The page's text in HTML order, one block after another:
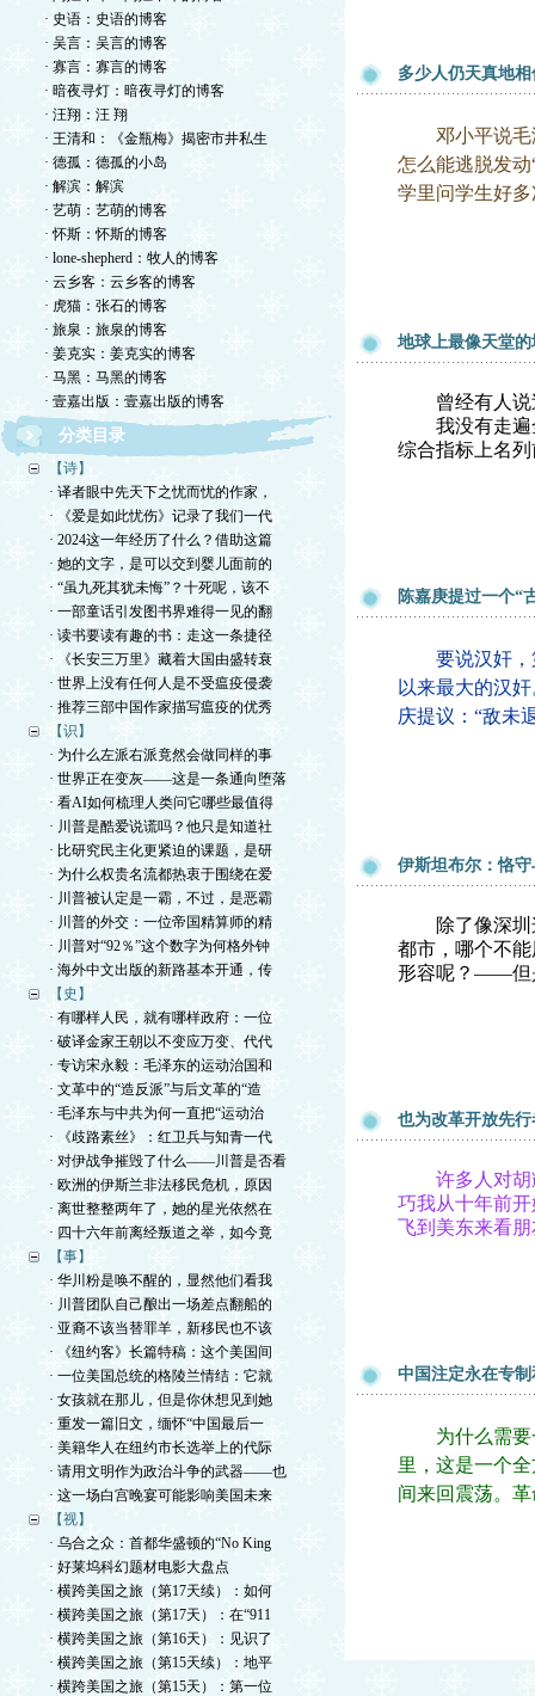
· 史语：史语的博客
· 吴言：吴言的博客
· 寡言：寡言的博客
· 暗夜寻灯：暗夜寻灯的博客
· 汪翔：汪 翔
· 王清和：《金瓶梅》揭密市井私生
· 德孤：德孤的小岛
· 解滨：解滨
· 艺萌：艺萌的博客
· 怀斯：怀斯的博客
· lone-shepherd：牧人的博客
· 云乡客：云乡客的博客
· 虎猫：张石的博客
· 旅泉：旅泉的博客
· 姜克实：姜克实的博客
· 马黑：马黑的博客
· 壹嘉出版：壹嘉出版的博客
分类目录
【诗】
· 译者眼中先天下之忧而忧的作家，
· 《爱是如此忧伤》记录了我们一代
· 2024这一年经历了什么？借助这篇
· 她的文字，是可以交到婴儿面前的
· “虽九死其犹未悔”？十死呢，该不
· 一部童话引发图书界难得一见的翻
· 读书要读有趣的书：走这一条捷径
· 《长安三万里》藏着大国由盛转衰
· 世界上没有任何人是不受瘟疫侵袭
· 推荐三部中国作家描写瘟疫的优秀
【识】
· 为什么左派右派竟然会做同样的事
· 世界正在变灰——这是一条通向堕落
· 看AI如何梳理人类问它哪些最值得
· 川普是酷爱说谎吗？他只是知道社
· 比研究民主化更紧迫的课题，是研
· 为什么权贵名流都热衷于围绕在爱
· 川普被认定是一霸，不过，是恶霸
· 川普的外交：一位帝国精算师的精
· 川普对“92％”这个数字为何格外钟
· 海外中文出版的新路基本开通，传
【史】
· 有哪样人民，就有哪样政府：一位
· 破译金家王朝以不变应万变、代代
· 专访宋永毅：毛泽东的运动治国和
· 文革中的“造反派”与后文革的“造
· 毛泽东与中共为何一直把“运动治
· 《歧路素丝》：红卫兵与知青一代
· 对伊战争摧毁了什么——川普是否看
· 欧洲的伊斯兰非法移民危机，原因
· 离世整整两年了，她的星光依然在
· 四十六年前离经叛道之举，如今竟
【事】
· 华川粉是唤不醒的，显然他们看我
· 川普团队自己酿出一场差点翻船的
· 亚裔不该当替罪羊，新移民也不该
· 《纽约客》长篇特稿：这个美国间
· 一位美国总统的格陵兰情结：它就
· 女孩就在那儿，但是你休想见到她
· 重发一篇旧文，缅怀“中国最后一
· 美籍华人在纽约市长选举上的代际
· 请用文明作为政治斗争的武器——也
· 这一场白宫晚宴可能影响美国未来
【视】
· 乌合之众：首都华盛顿的“No King
· 好莱坞科幻题材电影大盘点
· 横跨美国之旅（第17天续）：如何
· 横跨美国之旅（第17天）：在“911
· 横跨美国之旅（第16天）：见识了
· 横跨美国之旅（第15天续）：地平
· 横跨美国之旅（第15天）：第一位
多少人仍天真地
邓小平说毛泽
怎么能逃脱发
学里问学生好
地球上最像天堂
曾经有人说过
我没有走遍全
综合指标上名
陈嘉庚提过一个“
要说汉奸，第
以来最大的汉
庆提议：“敌未
伊斯坦布尔：恪
除了像深圳
都市，哪个不
形容呢？——但
也为改革开放先
许多人对胡耀
巧我从十年前
飞到美东来看
中国注定永在专
为什么需要一
里，这是一个
间来回震荡。